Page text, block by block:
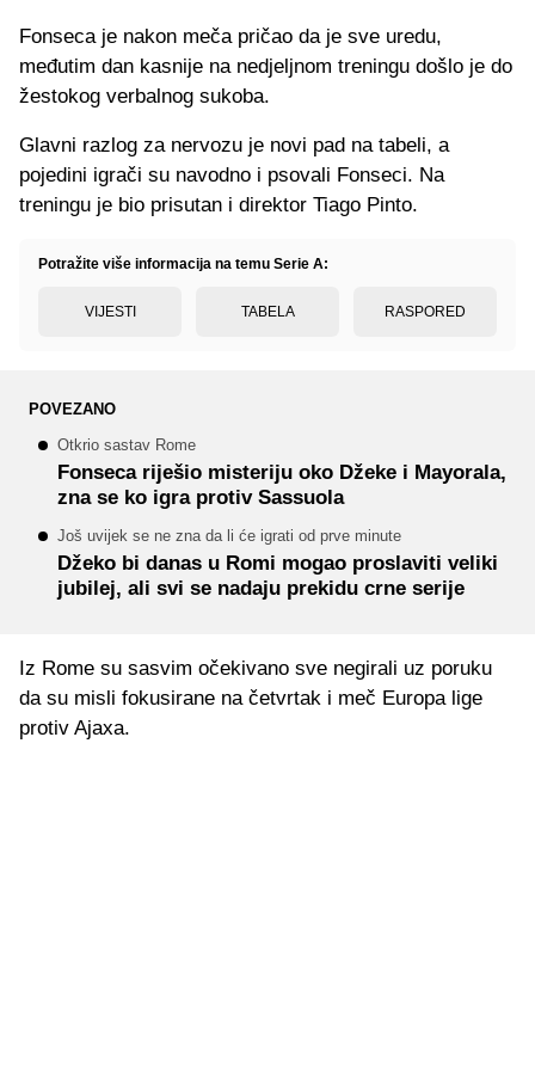
Fonseca je nakon meča pričao da je sve uredu,
međutim dan kasnije na nedjeljnom treningu došlo je do
žestokog verbalnog sukoba.
Glavni razlog za nervozu je novi pad na tabeli, a
pojedini igrači su navodno i psovali Fonseci. Na
treningu je bio prisutan i direktor Tiago Pinto.
Potražite više informacija na temu Serie A:
VIJESTI TABELA RASPORED
POVEZANO
Otkrio sastav Rome
Fonseca riješio misteriju oko Džeke i Mayorala,
zna se ko igra protiv Sassuola
Još uvijek se ne zna da li će igrati od prve minute
Džeko bi danas u Romi mogao proslaviti veliki
jubilej, ali svi se nadaju prekidu crne serije
Iz Rome su sasvim očekivano sve negirali uz poruku
da su misli fokusirane na četvrtak i meč Europa lige
protiv Ajaxa.